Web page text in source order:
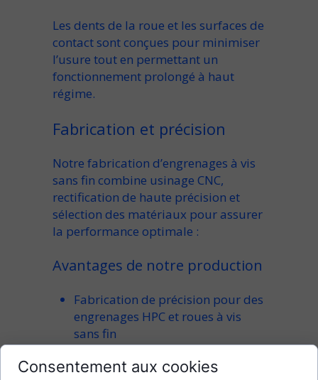
Les dents de la roue et les surfaces de
contact sont conçues pour minimiser
l’usure tout en permettant un
fonctionnement prolongé à haut
régime.
Fabrication et précision
Notre fabrication d’engrenages à vis
sans fin combine usinage CNC,
rectification de haute précision et
sélection des matériaux pourassurer
la performance optimale :
Avantages de notre production
Fabrication de précision pour des
engrenages HPC et roues à vis
sans fin
Rapports de réduction très élevés
pour des applications nécessitant
Consentement aux cookies